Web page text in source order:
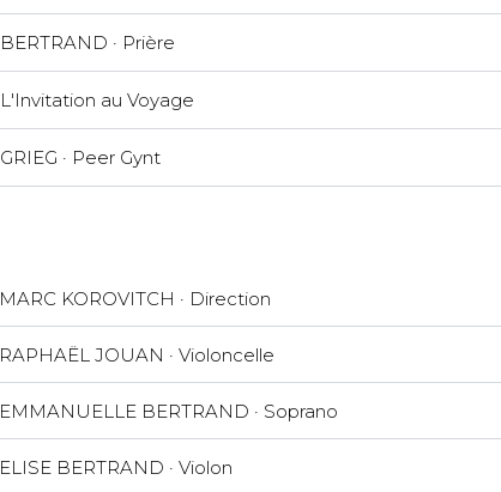
BERTRAND · Prière
L'Invitation au Voyage
GRIEG · Peer Gynt
MARC KOROVITCH · Direction
RAPHAËL JOUAN · Violoncelle
EMMANUELLE BERTRAND · Soprano
ELISE BERTRAND · Violon